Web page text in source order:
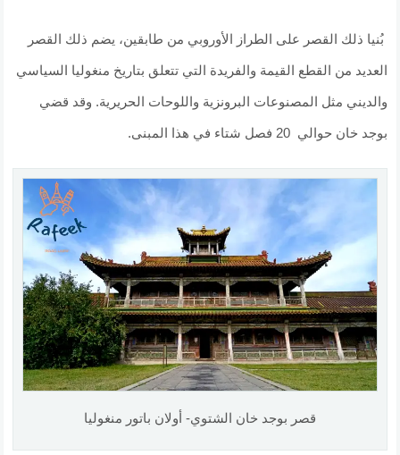
بُنيا ذلك القصر على الطراز الأوروبي من طابقين، يضم ذلك القصر
العديد من القطع القيمة والفريدة التي تتعلق بتاريخ منغوليا السياسي
والديني مثل المصنوعات البرونزية واللوحات الحريرية. وقد قضي
بوجد خان حوالي 20 فصل شتاء في هذا المبنى.
قصر بوجد خان الشتوي- أولان باتور منغوليا